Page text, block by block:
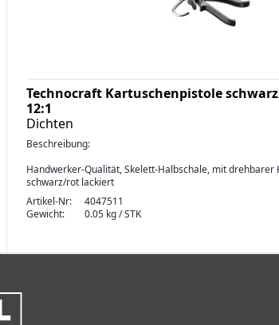
Technocraft Kartuschenpistole
12:1
Dichten
Beschreibung:
Handwerker-Qualität, Skelett-Halbschale, mit drehbarer
schwarz/rot lackiert
Artikel-Nr:
4047511
Gewicht:
0.05 kg / STK